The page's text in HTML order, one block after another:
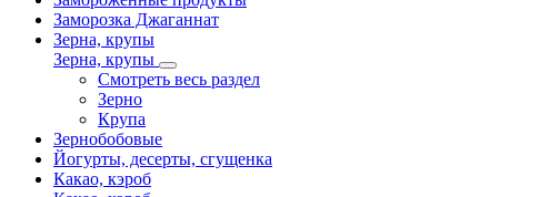
Заморозка Джаганнат
Зерна, крупы
Зерна, крупы
Смотреть весь раздел
Зерно
Крупа
Зернобобовые
Йогурты, десерты, сгущенка
Какао, кэроб